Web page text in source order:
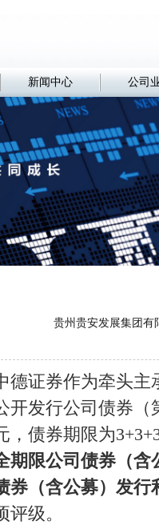
新闻中心 公司
贵州贵安发展集团有
德证券作为牵头主
开发行公司债券（
，债券期限为
期限公司债券（含
券（含公募）发行
评级。